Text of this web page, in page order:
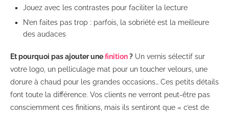
Jouez avec les contrastes pour faciliter la lecture
N’en faites pas trop : parfois, la sobriété est la meilleure
des audaces
Et pourquoi pas ajouter unefinition? Un vernis sélectif sur
votre logo, un pelliculage mat pour un toucher velours, une
dorure à chaud pour les grandes occasions… Ces petits détails
font toute la différence. Vos clients ne verront peut-être pas
consciemment ces finitions, mais ils sentiront que « c’est de